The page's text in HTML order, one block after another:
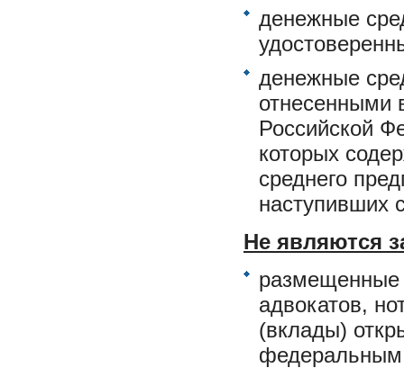
денежные
денежные
отнесенными
Российской
которых
среднего
наступивших
Не являются
размещенные
адвокатов,
(вклады)
федеральным